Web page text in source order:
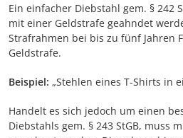
Ein einfacher Diebstahl gem. § 242
mit einer Geldstrafe geahndet
Strafrahmen bei bis zu fünf Jahren
Geldstrafe.
Beispiel: „Stehlen eines T-Shirts in
Handelt es sich jedoch um einen
Diebstahls gem. § 243 StGB, muss